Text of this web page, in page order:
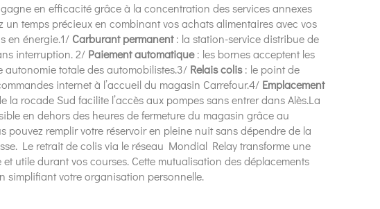
en efficacité grâce à la concentration des services annexes
un temps précieux en combinant vos achats alimentaires avec vos
en énergie.1/ Carburant permanent: la station-service distribue de
interruption. 2/ Paiement automatique: les bornes acceptent les
totale des automobilistes.3/ Relais colis: le point de
internet à l’accueil du magasin Carrefour.4/ Emplacement
la rocade Sud facilite l’accès aux pompes sans entrer dans Alès.La
en dehors des heures de fermeture du magasin grâce au
pouvez remplir votre réservoir en pleine nuit sans dépendre de la
Le retrait de colis via le réseau Mondial Relay transforme une
utile durant vos courses. Cette mutualisation des déplacements
simplifiant votre organisation personnelle.